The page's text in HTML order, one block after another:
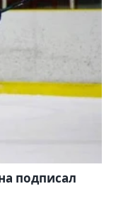
подписал